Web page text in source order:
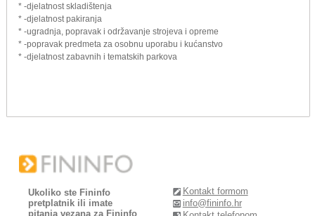
* -djelatnost skladištenja
* -djelatnost pakiranja
* -ugradnja, popravak i održavanje strojeva i opreme
* -popravak predmeta za osobnu uporabu i kućanstvo
* -djelatnost zabavnih i tematskih parkova
Ukoliko ste Fininfo
pretplatnik ili imate
pitanja vezana za Fininfo
Kontakt formom
info@fininfo.hr